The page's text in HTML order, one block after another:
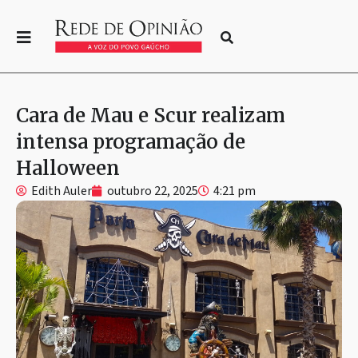
Cara de Mau e Scur realizam
intensa programação de
Halloween
Edith Auler outubro 22, 2025 4:21 pm